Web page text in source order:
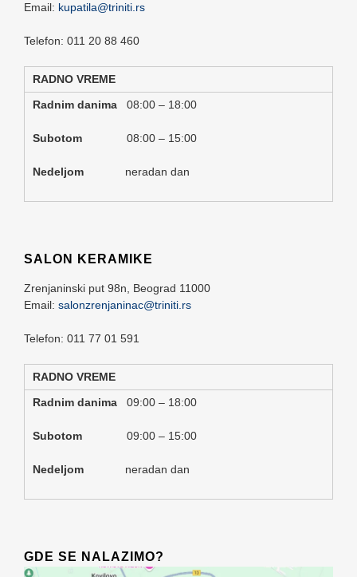
Email: kupatila@triniti.rs
Telefon: 011 20 88 460
RADNO VREME
Radnim danima 08:00 – 18:00
Subotom 08:00 – 15:00
Nedeljom neradan dan
SALON KERAMIKE
Zrenjaninski put 98n, Beograd 11000
Email: salonzrenjaninac@triniti.rs
Telefon: 011 77 01 591
RADNO VREME
Radnim danima 09:00 – 18:00
Subotom 09:00 – 15:00
Nedeljom neradan dan
GDE SE NALAZIMO?